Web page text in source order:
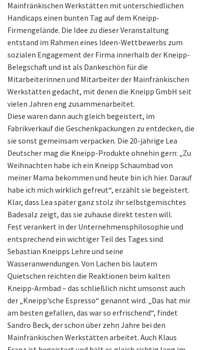
Mainfränkischen Werkstätten mit unterschiedlichen
Handicaps einen bunten Tag auf dem Kneipp-
Firmengelände. Die Idee zu dieser Veranstaltung
entstand im Rahmen eines Ideen-Wettbewerbs zum
sozialen Engagement der Firma innerhalb der Kneipp-
Belegschaft und ist als Dankeschön für die
Mitarbeiterinnen und Mitarbeiter der Mainfränkischen
Werkstätten gedacht, mit denen die Kneipp GmbH seit
vielen Jahren eng zusammenarbeitet.
Diese waren dann auch gleich begeistert, im
Fabrikverkauf die Geschenkpackungen zu entdecken, die
sie sonst gemeinsam verpacken. Die 20-jährige Lea
Deutscher mag die Kneipp-Produkte ohnehin gern: „Zu
Weihnachten habe ich ein Kneipp Schaumbad von
meiner Mama bekommen und heute bin ich hier. Darauf
habe ich mich wirklich gefreut“, erzählt sie begeistert.
Klar, dass Lea später ganz stolz ihr selbstgemischtes
Badesalz zeigt, das sie zuhause direkt testen will.
Fest verankert in der Unternehmensphilosophie und
entsprechend ein wichtiger Teil des Tages sind
Sebastian Kneipps Lehre und seine
Wasseranwendungen. Von Lachen bis lautem
Quietschen reichten die Reaktionen beim kalten
Kneipp-Armbad – das schließlich nicht umsonst auch
der „Kneipp’sche Espresso“ genannt wird. „Das hat mir
am besten gefallen, das war so erfrischend“, findet
Sandro Beck, der schon über zehn Jahre bei den
Mainfränkischen Werkstätten arbeitet. Auch Klaus